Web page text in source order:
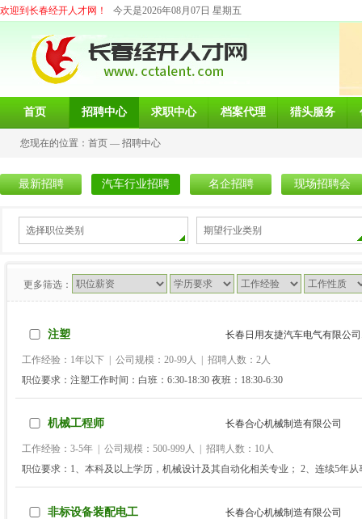
欢迎到长春经开人才网！ 今天是2026年08月07日 星期五
首页 招聘中心 求职中心 档案代理 猎头服务
您现在的位置： 首页 — 招聘中心
最新招聘 汽车行业招聘 名企招聘 现场招聘会
选择职位类别 期望行业类别
更多筛选：
注塑 长春日用友捷汽车电气有限公
工作经验：1年以下 | 公司规模：20-99人 | 招聘人数：2人
职位要求：注塑工作时间：白班：6:30-18:30 夜班：18:30-6:30
机械工程师 长春合心机械制造有限公司
工作经验：3-5年 | 公司规模：500-999人 | 招聘人数：10人
职位要求：1、本科及以上学历，机械设计及其自动化相关专业； 2、连续5年
工作，有主导设计并完成交付经验； 3、熟练掌握三维设计软件Solidworks、
非标设备装配电工 长春合心机械制造有限公司